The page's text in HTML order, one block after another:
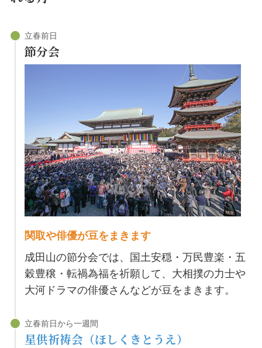
節分会
関取や俳優が豆をまきます
成田山の節分会では、国土安穏・万民豊楽・五
穀豊穣・転禍為福を祈願して、大相撲の力士や
大河ドラマの俳優さんなどが豆をまきます。
星供祈祷会（ほしくきとうえ）